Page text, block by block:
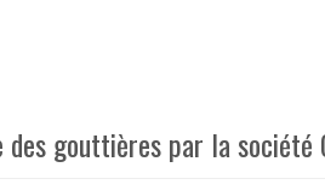
gouttières par la